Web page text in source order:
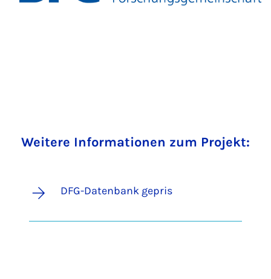
Weitere Informationen zum Projekt:
DFG-Datenbank gepris